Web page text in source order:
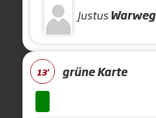
Justus Warweg
13' grüne Karte